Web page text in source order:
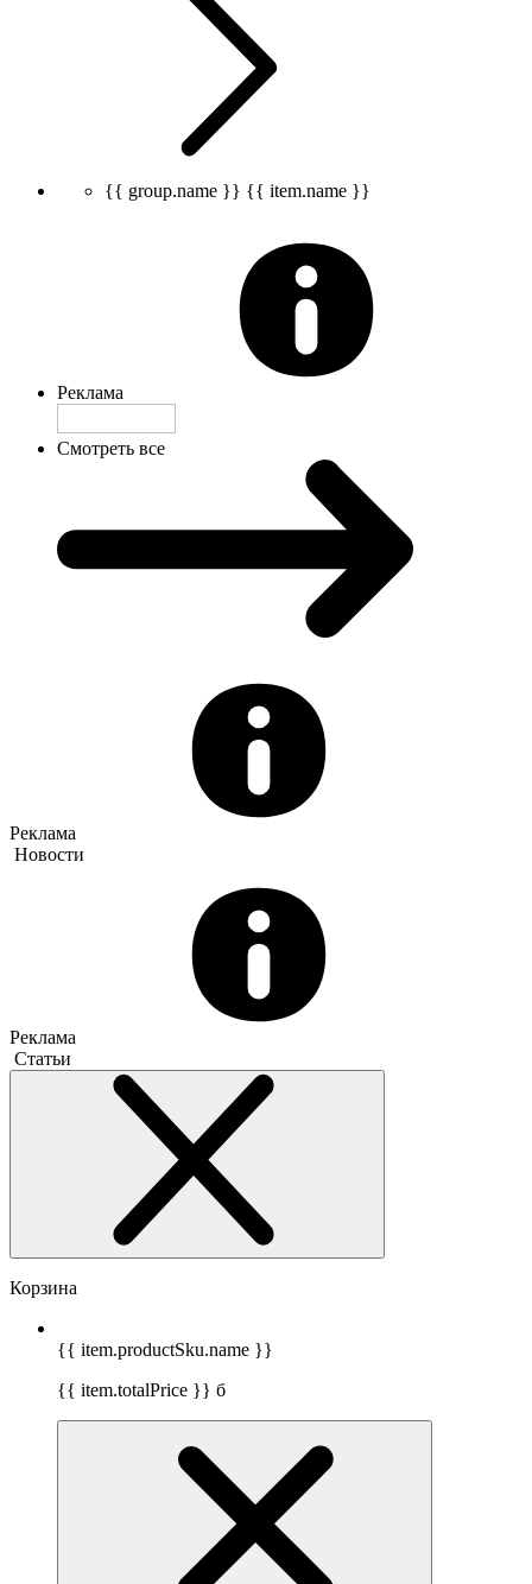
{{ group.name }} {{ item.name }}
Реклама
Смотреть все
Реклама
Новости
Реклама
Статьи
Корзина
{{ item.productSku.name }}
{{ item.totalPrice }} б